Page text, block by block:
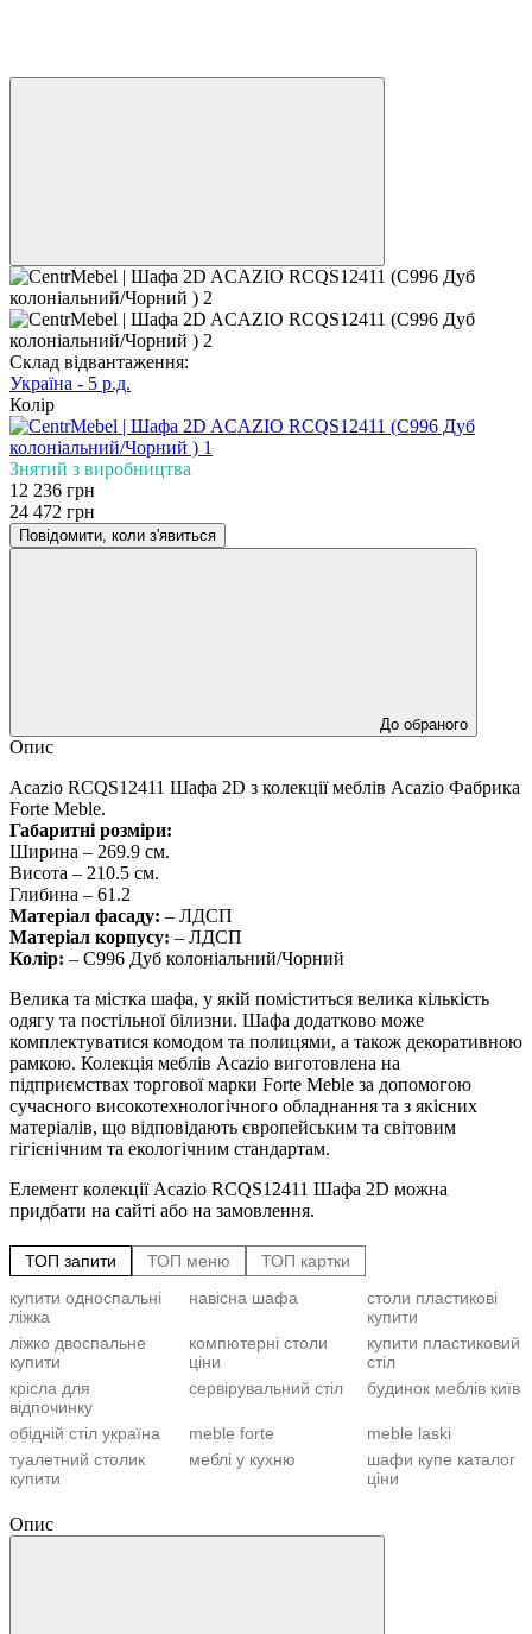
Склад відвантаження:
Україна - 5 р.д.
Колір
Знятий з виробництва
12 236 грн
24 472 грн
Повідомити, коли з'явиться
До обраного
Опис
Acazio RCQS12411 Шафа 2D з колекції меблів Acazio Фабрика
Forte Meble.
Габаритні розміри:
Ширина – 269.9 см.
Висота – 210.5 см.
Глибина – 61.2
Матеріал фасаду: – ЛДСП
Матеріал корпусу: – ЛДСП
Колір: – C996 Дуб колоніальний/Чорний
Велика та містка шафа, у якій поміститься велика кількість
одягу та постільної білизни. Шафа додатково може
комплектуватися комодом та полицями, а також декоративною
рамкою. Колекція меблів Acazio виготовлена на
підприємствах торгової марки Forte Meble за допомогою
сучасного високотехнологічного обладнання та з якісних
матеріалів, що відповідають європейським та світовим
гігієнічним та екологічним стандартам.
Елемент колекції Acazio RCQS12411 Шафа 2D можна
придбати на сайті або на замовлення.
ТОП запити ТОП меню
ТОП картки
купити односпальні
ліжка
навісна шафа
столи пластикові
купити
ліжко двоспальне
купити
компютерні столи
ціни
купити пластиковий
стіл
крісла для
відпочинку
сервірувальний стіл будинок меблів київ
обідній стіл україна meble forte
meble laski
туалетний столик
купити
меблі у кухню
шафи купе каталог
ціни
гойдалку
Опис